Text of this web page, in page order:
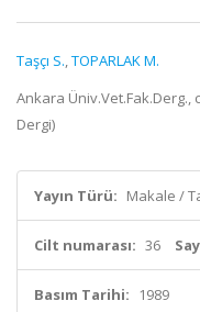
Taşçı S.,TOPARLAK M.
Ankara Üniv.Vet.Fak.Derg.,
Dergi)
Yayın Türü: Makale /
Cilt numarası: 36
Basım Tarihi: 1989